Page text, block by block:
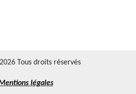
Tous droits réservés
légales